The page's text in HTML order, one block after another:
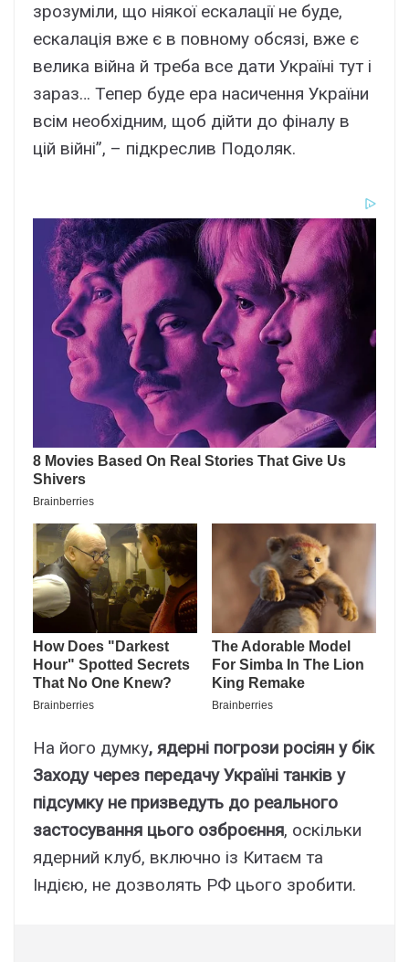
зрозуміли, що ніякої ескалації не буде,
ескалація вже є в повному обсязі, вже є
велика війна й треба все дати Україні тут і
зараз… Тепер буде ера насичення України
всім необхідним, щоб дійти до фіналу в
цій війні”, – підкреслив Подоляк.
На його думку, ядерні погрози росіян у бік
Заходу через передачу Україні танків у
підсумку не призведуть до реального
застосування цього озброєння, оскільки
ядерний клуб, включно із Китаєм та
Індією, не дозволять РФ цього зробити.